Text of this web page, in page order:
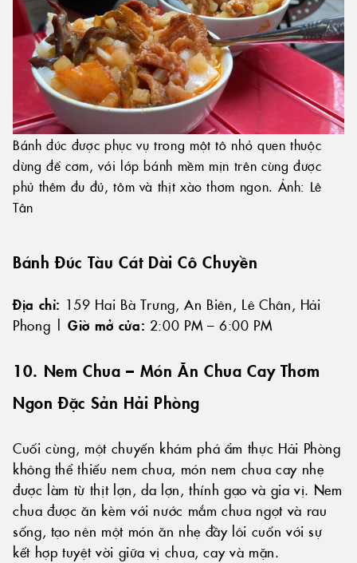
Bánh đúc được phục vụ trong một tô nhỏ quen thuộc
dùng để cơm, với lớp bánh mềm mịn trên cùng được
phủ thêm đu đủ, tôm và thịt xào thơm ngon. Ảnh: Lê
Tân
Bánh Đúc Tàu Cát Dài Cô Chuyền
Địa chỉ: 159 Hai Bà Trưng, An Biên, Lê Chân, Hải
Phong |Giờ mở cửa: 2:00 PM – 6:00 PM
10. Nem Chua – Món Ăn Chua Cay Thơm
Ngon Đặc Sản Hải Phòng
Cuối cùng, một chuyến khám phá ẩm thực Hải Phòng
không thể thiếu nem chua, món nem chua cay nhẹ
được làm từ thịt lợn, da lợn, thính gạo và gia vị. Nem
chua được ăn kèm với nước mắm chua ngọt và rau
sống, tạo nên một món ăn nhẹ đầy lôi cuốn với sự
kết hợp tuyệt vời giữa vị chua, cay và mặn.